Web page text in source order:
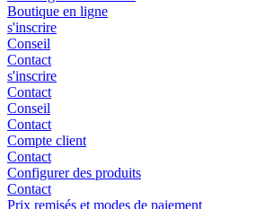
Boutique en ligne
s'inscrire
Conseil
Contact
s'inscrire
Contact
Conseil
Contact
Compte client
Contact
Configurer des produits
Contact
Prix remisés et modes de paiement